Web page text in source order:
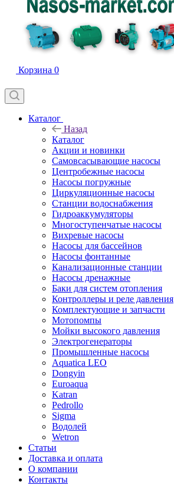
Корзина 0
Каталог
Назад
Каталог
Акции и новинки
Самовсасывающие насосы
Центробежные насосы
Насосы погружные
Циркуляционные насосы
Станции водоснабжения
Гидроаккумуляторы
Многоступенчатые насосы
Вихревые насосы
Насосы для бассейнов
Насосы фонтанные
Канализационные станции
Насосы дренажные
Баки для систем отопления
Контроллеры и реле давления
Комплектующие и запчасти
Мотопомпы
Мойки высокого давления
Электрогенераторы
Промышленные насосы
Aquatica LEO
Dongyin
Euroaqua
Katran
Pedrollo
Sigma
Водолей
Wetron
Статьи
Доставка и оплата
О компании
Контакты